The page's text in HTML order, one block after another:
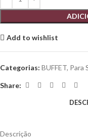
Add to wishlist
Categorias: BUFFET, Para
Share:
Descrição